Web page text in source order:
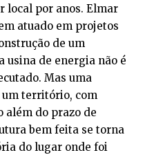
local por anos. Elmar
atuado em projetos
de um
usina de energia não é
Mas uma
território, com
além do prazo de
bem feita se torna
do lugar onde foi